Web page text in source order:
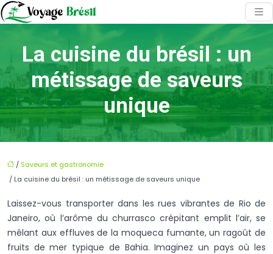
La cuisine du brésil : un
métissage de saveurs
unique
/ Saveurs et gastronomie
/ La cuisine du brésil : un métissage de saveurs unique
Laissez-vous transporter dans les rues vibrantes de Rio de
Janeiro, où l’arôme du churrasco crépitant emplit l’air, se
mêlant aux effluves de la moqueca fumante, un ragoût de
fruits de mer typique de Bahia. Imaginez un pays où les